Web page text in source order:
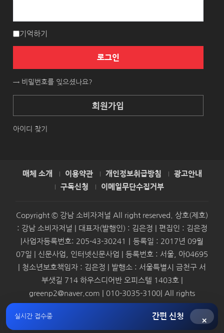
기억하기
로그인
→ 비밀번호를 잊으셨나요?
회원가입
아이디 찾기
매체 소개 이용약관 개인정보취급방침
광고안내
구독신청
이메일무단수집거부
Copyright © 강남 소비자저널 All right reserved. 상호(제호)
: 강남 소비자저널 | 대표자(발행인) : 김은정 | 편집인 : 김은정
|사업자등록번호: 205-43-30241｜등록일 : 2017년 09월
07일 | 신문사업, 인터넷신문사업 | 등록번호 : 서울, 아04695
| 청소년보호책임자 : 김은정 | 발행소 : 서울특별시 금천구 서
부샛길 714 하우스디어반 오피스텔 1403호 |
greenp2@naver.com | 010-3035-3100| All rights
Syndication by SMBAforum & Presscoop
실시간 접수중 간편 신청
×